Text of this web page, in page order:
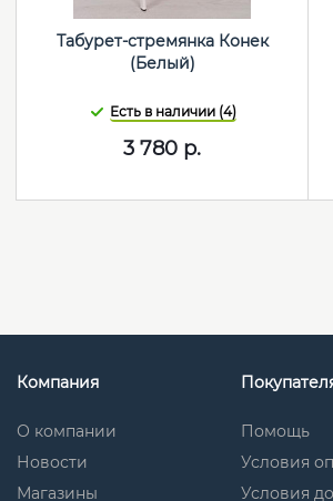
Табурет-стремянка Конек
(Белый)
Есть в наличии (4)
3 780 р.
Компания
О компании
Новости
Магазины
Помощь
Условия
Условия